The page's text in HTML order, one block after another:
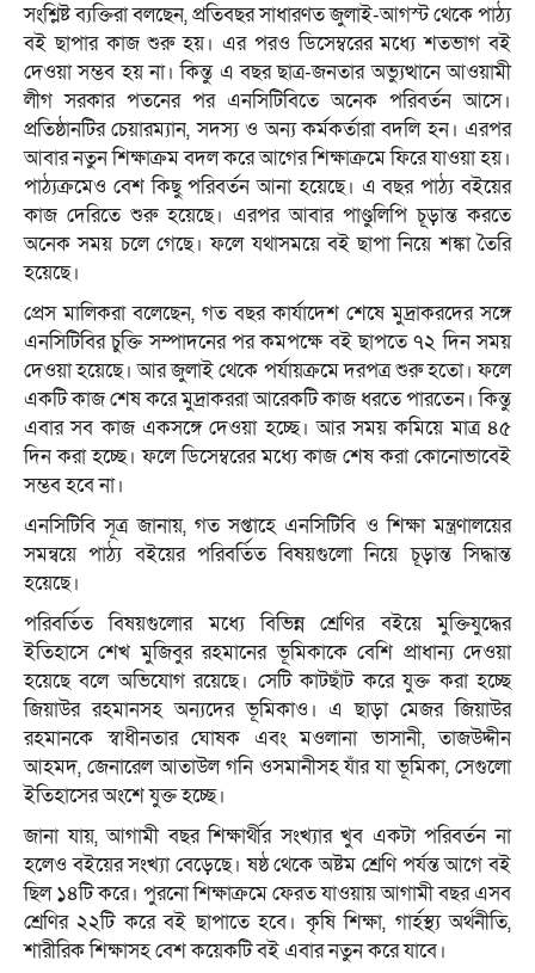
সংশ্লিষ্ট ব্যক্তিরা বলছেন, প্রতিবছর সাধারণত জুলাই-আগস্ট থেকে পাঠ্য
বই ছাপার কাজ শুরু হয়। এর পরও ডিসেম্বরের মধ্যে শতভাগ বই
দেওয়া সম্ভব হয় না। কিন্তু এ বছর ছাত্র-জনতার অভ্যুত্থানে আওয়ামী
লীগ সরকার পতনের পর এনসিটিবিতে অনেক পরিবর্তন আসে।
প্রতিষ্ঠানটির চেয়ারম্যান, সদস্য ও অন্য কর্মকর্তারা বদলি হন। এরপর
আবার নতুন শিক্ষাক্রম বদল করে আগের শিক্ষাক্রমে ফিরে যাওয়া হয়।
পাঠ্যক্রমেও বেশ কিছু পরিবর্তন আনা হয়েছে। এ বছর পাঠ্য বইয়ের
কাজ দেরিতে শুরু হয়েছে। এরপর আবার পাণ্ডুলিপি চূড়ান্ত করতে
অনেক সময় চলে গেছে। ফলে যথাসময়ে বই ছাপা নিয়ে শঙ্কা তৈরি
হয়েছে।
প্রেস মালিকরা বলেছেন, গত বছর কার্যাদেশ শেষে মুদ্রাকরদের সঙ্গে
এনসিটিবির চুক্তি সম্পাদনের পর কমপক্ষে বই ছাপতে ৭২ দিন সময়
দেওয়া হয়েছে। আর জুলাই থেকে পর্যায়ক্রমে দরপত্র শুরু হতো। ফলে
একটি কাজ শেষ করে মুদ্রাকররা আরেকটি কাজ ধরতে পারতেন। কিন্তু
এবার সব কাজ একসঙ্গে দেওয়া হচ্ছে। আর সময় কমিয়ে মাত্র ৪৫
দিন করা হচ্ছে। ফলে ডিসেম্বরের মধ্যে কাজ শেষ করা কোনোভাবেই
সম্ভব হবে না।
এনসিটিবি সূত্র জানায়, গত সপ্তাহে এনসিটিবি ও শিক্ষা মন্ত্রণালয়ের
সমন্বয়ে পাঠ্য বইয়ের পরিবর্তিত বিষয়গুলো নিয়ে চূড়ান্ত সিদ্ধান্ত
হয়েছে।
পরিবর্তিত বিষয়গুলোর মধ্যে বিভিন্ন শ্রেণির বইয়ে মুক্তিযুদ্ধের
ইতিহাসে শেখ মুজিবুর রহমানের ভূমিকাকে বেশি প্রাধান্য দেওয়া
হয়েছে বলে অভিযোগ রয়েছে। সেটি কাটছাঁট করে যুক্ত করা হচ্ছে
জিয়াউর রহমানসহ অন্যদের ভূমিকাও। এ ছাড়া মেজর জিয়াউর
রহমানকে স্বাধীনতার ঘোষক এবং মওলানা ভাসানী, তাজউদ্দীন
আহমদ, জেনারেল আতাউল গনি ওসমানীসহ যাঁর যা ভূমিকা, সেগুলো
ইতিহাসের অংশে যুক্ত হচ্ছে।
জানা যায়, আগামী বছর শিক্ষার্থীর সংখ্যার খুব একটা পরিবর্তন না
হলেও বইয়ের সংখ্যা বেড়েছে। ষষ্ঠ থেকে অষ্টম শ্রেণি পর্যন্ত আগে বই
ছিল ১৪টি করে। পুরনো শিক্ষাক্রমে ফেরত যাওয়ায় আগামী বছর এসব
শ্রেণির ২২টি করে বই ছাপাতে হবে। কৃষি শিক্ষা, গার্হস্থ্য অর্থনীতি,
শারীরিক শিক্ষাসহ বেশ কয়েকটি বই এবার নতুন করে যাবে।